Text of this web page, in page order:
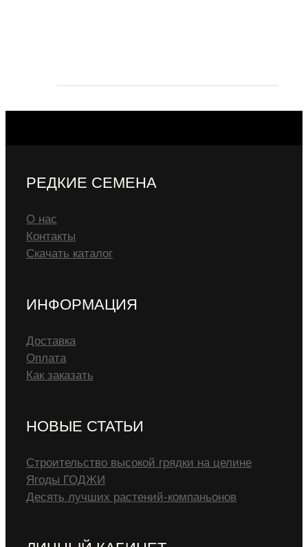
РЕДКИЕ СЕМЕНА
О нас
Контакты
Скачать каталог
ИНФОРМАЦИЯ
Доставка
Оплата
Как заказать
НОВЫЕ СТАТЬИ
Строительство высокой грядки на целине
Ягоды ГОДЖИ
Десять лучших растений-компаньонов